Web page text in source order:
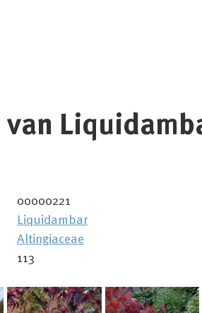
00000221
Liquidambar
Altingiaceae
113